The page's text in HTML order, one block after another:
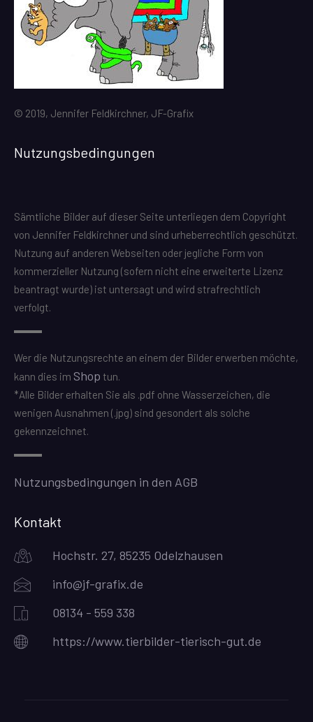
© 2019, Jennifer Feldkirchner, JF-Grafix
Nutzungsbedingungen
Sämtliche Bilder auf dieser Seite unterliegen dem Copyright
von Jennifer Feldkirchner und sind urheberrechtlich geschützt.
Nutzung auf anderen Webseiten oder jegliche Form von
kommerzieller Nutzung (sofern nicht eine erweiterte Lizenz
beantragt wurde) ist untersagt und wird strafrechtlich
verfolgt.
Wer die Nutzungsrechte an einem der Bilder erwerben möchte,
kann dies im Shop tun.
*Alle Bilder erhalten Sie als .pdf ohne Wasserzeichen, die
wenigen Ausnahmen (.jpg) sind gesondert als solche
gekennzeichnet.
Nutzungsbedingungen in den AGB
Kontakt
Hochstr. 27, 85235 Odelzhausen
info@jf-grafix.de
08134 - 559 338
https://www.tierbilder-tierisch-gut.de